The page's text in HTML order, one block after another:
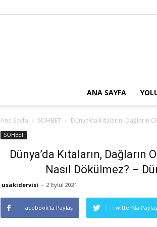
ANA SAYFA
Ana Sayfa SOHBET Dünya’da Kıtaların, Dağların
SOHBET
Dünya’da Kıtaların,
Nasıl Dökülmez? –
usakidervisi - 2 Eylül 2021
Facebook'ta Paylaş Twitter'da Paylaş